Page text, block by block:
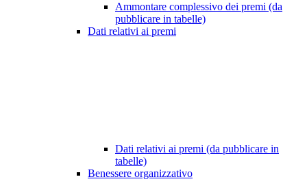
Ammontare complessivo dei premi (da
pubblicare in tabelle)
Dati relativi ai premi
Dati relativi ai premi (da pubblicare in
tabelle)
Benessere organizzativo